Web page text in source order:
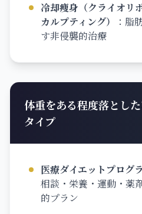
冷却痩身（クライオリ
カルプティング）
： 脂
す非侵襲的治療
体重をある程度落とし
タイプ
医療ダイエットプログ
相談・栄養・運動・薬
的プラン